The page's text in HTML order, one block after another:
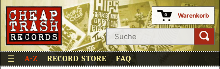
0 Warenkorb
☰ A-Z RECORD STORE FAQ